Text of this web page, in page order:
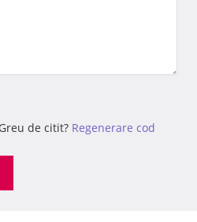
Greu de citit? Regenerare cod